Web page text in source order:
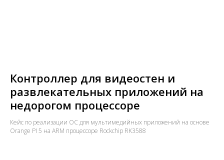
Контроллер для видеостен и
развлекательных приложений на
недорогом процессоре
Кейс по реализации ОС для мультимедийных приложений на основе
Orange PI 5 на ARM процессоре Rockchip RK3588